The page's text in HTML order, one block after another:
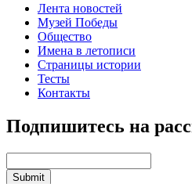
Лента новостей
Музей Победы
Общество
Имена в летописи
Страницы истории
Тесты
Контакты
Подпишитесь на